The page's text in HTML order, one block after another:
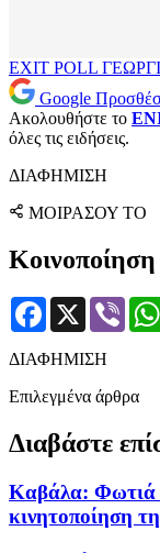
EXIT POLL
Google
Ακολουθήστε το
όλες τις ειδήσεις.
ΔΙΑΦΗΜΙΣΗ
ΜΟΙΡΑΣΟΥ ΤΟ
Facebook
X Viber
ΔΙΑΦΗΜΙΣΗ
Επιλεγμένα άρθρα
Διαβάστε
Καβάλα: Φωτιά
κινητοποίηση